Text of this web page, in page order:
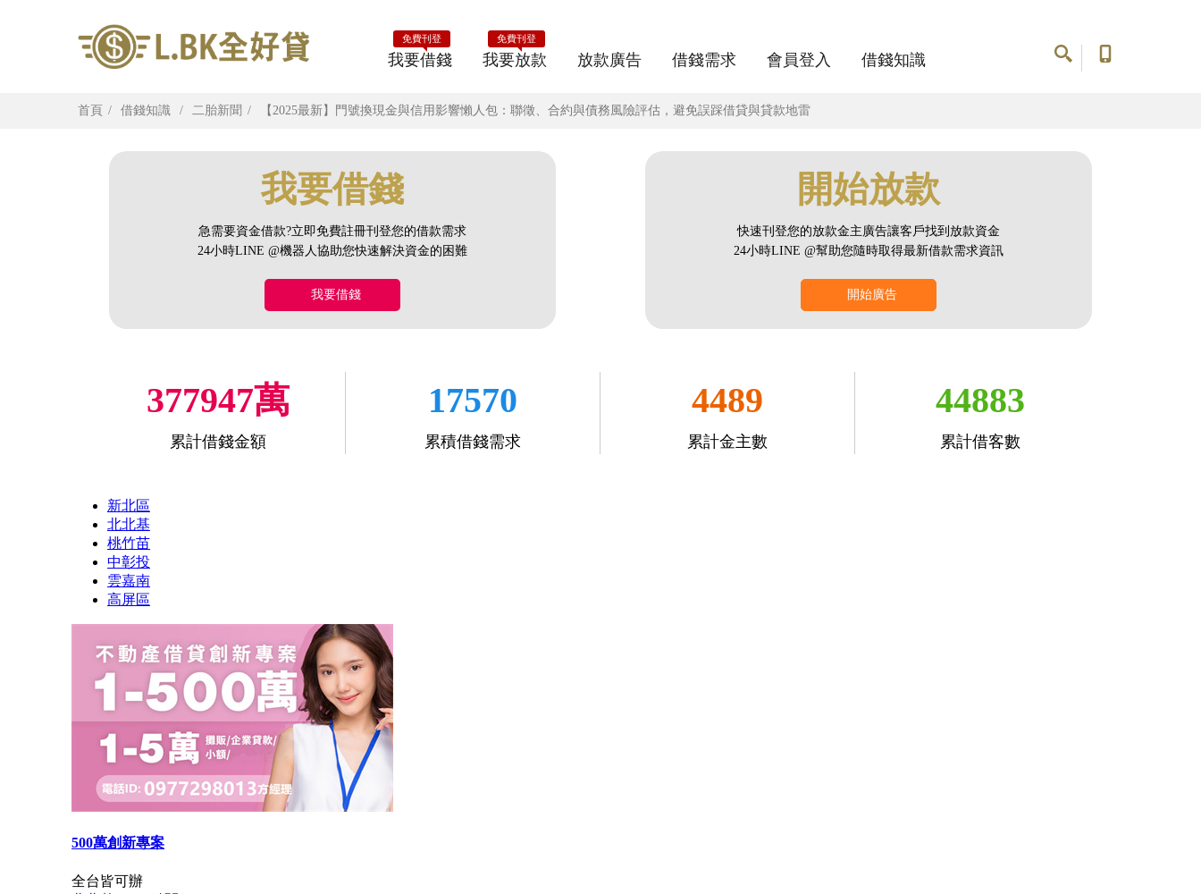
我要借錢
免費刊登
我要放款
免費刊登
放款廣告 借錢需求 會員登入 借錢知識
首頁 借錢知識 二胎新聞 【2025最新】門號換現金與信用影響懶人包：聯徵、合約與債務風險評估，避免誤踩借貸與貸款地雷
我要借錢
急需要資金借款?立即免費註冊刊登您的借款需求
24小時LINE @機器人協助您快速解決資金的困難
我要借錢
開始放款
快速刊登您的放款金主廣告讓客戶找到放款資金
24小時LINE @幫助您隨時取得最新借款需求資訊
開始廣告
377947萬
累計借錢金額
17570
累積借錢需求
4489
累計金主數
44883
累計借客數